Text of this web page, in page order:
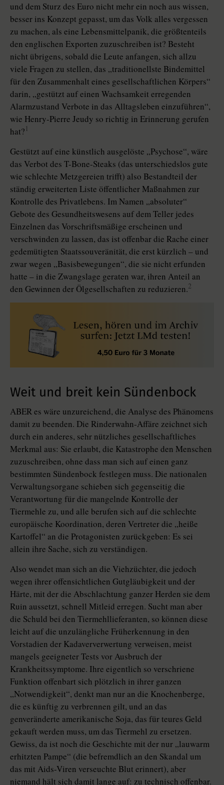
und dem Sturz des Euro nicht mehr ein noch aus wissen,
besser ins Konzept gepasst, um das Volk alles vergessen
zu machen, als eine Lebensmittelpanik, die größtenteils
den englischen Exporten zuzuschreiben ist? Besteht
nicht übrigens, sobald die Leute anfangen, sich allzu
viele Fragen zu stellen, das „traditionellste Bindemittel
für den Zusammenhalt eines gesellschaftlichen Körpers“
darin, „gestützt auf einen Wachsamkeit erregenden
Alarmzustand Verbote in das Alltagsleben einzuführen“,
wie Henry-Pierre Jeudy so richtig in Erinnerung gerufen
hat? 1
Gestützt auf eine künstlich ausgelöste „Psychose“, wäre
das Verbot des T-Bone-Steaks (das unterschiedslos gute
wie schlechte Metzgereien trifft) also Bestandteil der
ständig erweiterten Liste öffentlicher Maßnahmen zur
Kontrolle des Privatlebens. Im Namen „absoluter“
Gebote des Gesundheitswesens auf dem Teller jedes
Einzelnen das Vorschriftsmäßige erscheinen und
verschwinden zu lassen, das ist offenbar die Rache einer
gedemütigten Staatssouveränität, die erst kürzlich – und
zwar wegen „Basisbewegungen“, die sie nicht erfunden
hatte – in die Zwangslage geraten war, ihren Anteil an
den Gewinnen der Ölgesellschaften zu reduzieren.2
Weit und breit kein Sündenbock
ABER es wäre unzureichend, die Analyse des Phänomens
damit zu beenden. Die Rinderwahn-Affäre zeichnet sich
durch ein anderes, sehr nützliches gesellschaftliches
Merkmal aus: Sie erlaubt, die Katastrophe den Menschen
zuzuschreiben, ohne dass man sich auf einen ganz
bestimmten Sündenbock festlegen muss. Die nationalen
Verwaltungsorgane schieben sich gegenseitig die
Verantwortung für die mangelnde Kontrolle der
Tiermehle zu, und alle berufen sich auf die schlechte
europäische Koordination, deren Vertreter die „heiße
Kartoffel“ an die Protagonisten zurückgeben: Es sei
allein ihre Sache, sich zu verständigen.
Also wendet man sich an die Viehzüchter, die jedoch
wegen ihrer offensichtlichen Gutgläubigkeit und der
Härte, mit der die Abschlachtung ganzer Herden sie dem
Ruin aussetzt, schnell Mitleid erregen. Sucht man aber
die Schuld bei den Tiermehllieferanten, so können diese
leicht auf die unzulängliche Früherkennung in den
Vorstadien der Kadaververwertung verweisen, meist
mangels geeigneter Tests vor Ausbruch der
Krankheitssymptome. Ihre eigentlich so verschriene
Funktion offenbart sich plötzlich in ihrer ganzen
„Notwendigkeit“, denkt man nur an die Knochenberge,
die es künftig zu verbrennen gilt, und an das
genveränderte amerikanische Soja, das für teures Geld
gekauft werden muss, um das Tiermehl zu ersetzen.
Gewiss, da ist noch die Geschichte mit der nur „lauwarm
erhitzten Pampe“ (die befremdlich an den Skandal um
das mit Aids-Viren verseuchte Blut erinnert), aber
niemand hält sich damit lange auf: zu technisch offenbar.